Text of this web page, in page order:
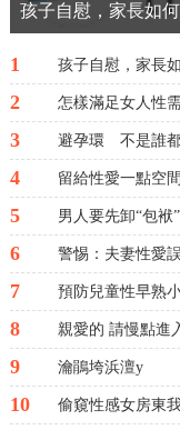
孩子自慰，家長如
1 孩子自慰，家長
2 怎樣滿足女人性需
3 避孕環 不是誰
4 留給性愛一點空間
5 男人要先卸“包袱
6 警惕：夫妻性愛
7 預防兒童性早熟
8 親愛的 請慢點進
9 瀹鵑垮浜澶у
10 偷窺性感女房東